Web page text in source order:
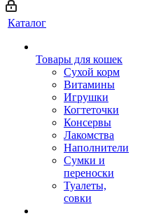
Каталог
Товары для кошек
Cухой корм
Витамины
Игрушки
Когтеточки
Консервы
Лакомства
Наполнители
Сумки и
переноски
Туалеты,
совки